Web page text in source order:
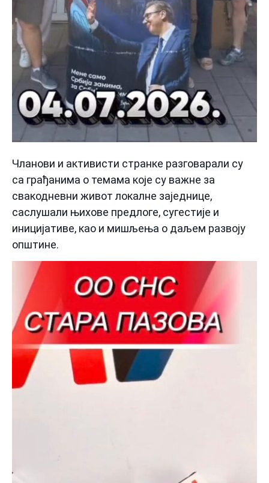
Чланови и активисти странке разговарали су
са грађанима о темама које су важне за
свакодневни живот локалне заједнице,
саслушали њихове предлоге, сугестије и
иницијативе, као и мишљења о даљем развоју
општине.